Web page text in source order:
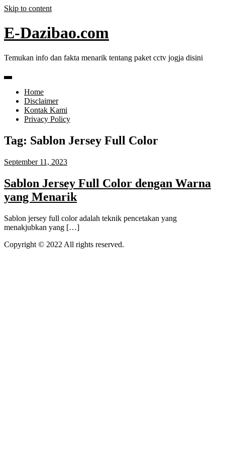
Skip to content
E-Dazibao.com
Temukan info dan fakta menarik tentang paket cctv jogja disini
Home
Disclaimer
Kontak Kami
Privacy Policy
Tag: Sablon Jersey Full Color
September 11, 2023
Sablon Jersey Full Color dengan Warna
yang Menarik
Sablon jersey full color adalah teknik pencetakan yang
menakjubkan yang […]
Copyright © 2022 All rights reserved.